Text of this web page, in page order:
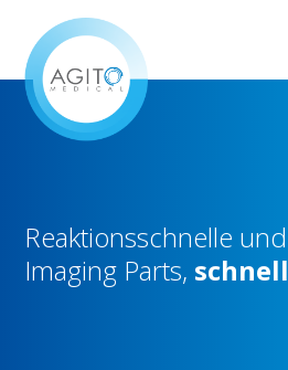
Reaktionsschnelle und
Imaging Parts, schnell